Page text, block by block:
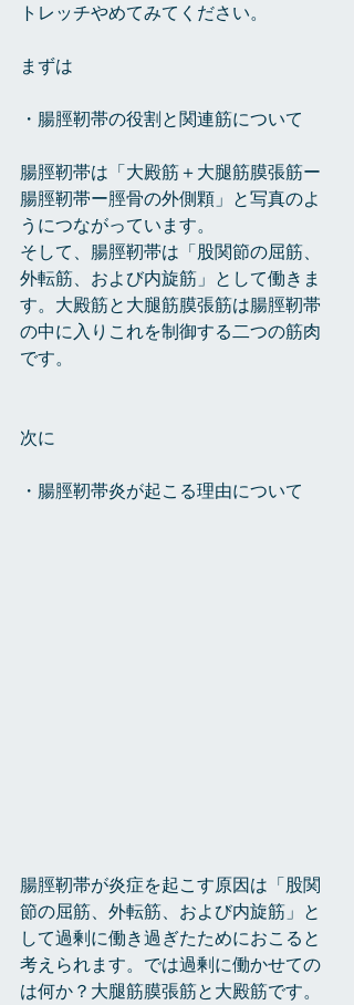
トレッチやめてみてください。
まずは
・腸脛靭帯の役割と関連筋について
腸脛靭帯は「大殿筋＋大腿筋膜張筋ー
腸脛靭帯ー脛骨の外側顆」と写真のよ
うにつながっています。
そして、腸脛靭帯は「股関節の屈筋、
外転筋、および内旋筋」として働きま
す。大殿筋と大腿筋膜張筋は腸脛靭帯
の中に入りこれを制御する二つの筋肉
です。
次に
・腸脛靭帯炎が起こる理由について
腸脛靭帯が炎症を起こす原因は「股関
節の屈筋、外転筋、および内旋筋」と
して過剰に働き過ぎたためにおこると
考えられます。では過剰に働かせての
は何か？大腿筋膜張筋と大殿筋です。